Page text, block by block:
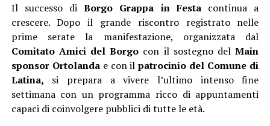
Il successo diBorgo Grappa in Festacontinua a
crescere. Dopo il grande riscontro registrato nelle
prime serate la manifestazione, organizzata dal
Comitato Amici del Borgo con il sostegno delMain
sponsor Ortolandae con ilpatrocinio del Comune di
Latina, si prepara a vivere l’ultimo intenso fine
settimana con un programma ricco di appuntamenti
capaci di coinvolgere pubblici di tutte le età.